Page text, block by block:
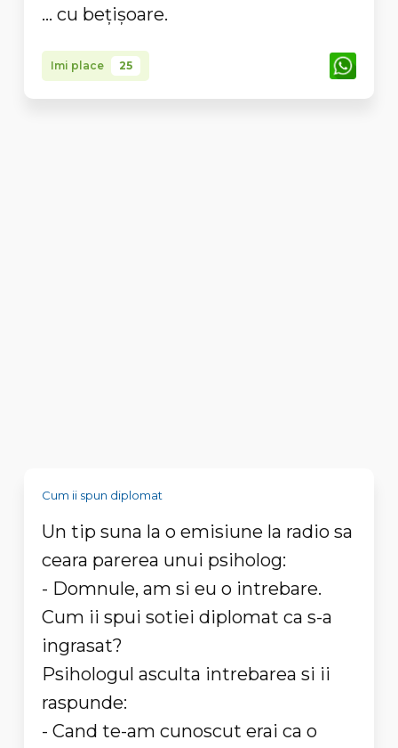
... cu bețișoare.
Imi place 25
Cum ii spun diplomat
Un tip suna la o emisiune la radio sa
ceara parerea unui psiholog:
- Domnule, am si eu o intrebare.
Cum ii spui sotiei diplomat ca s-a
ingrasat?
Psihologul asculta intrebarea si ii
raspunde:
- Cand te-am cunoscut erai ca o